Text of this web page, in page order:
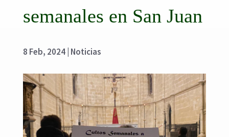
semanales en San Juan
8 Feb, 2024| Noticias